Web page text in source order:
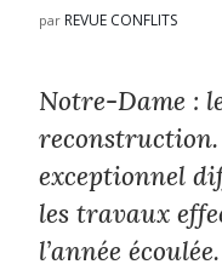
par REVUE CONFLITS
Notre-Dame :
exceptionnel
les travaux
l’année